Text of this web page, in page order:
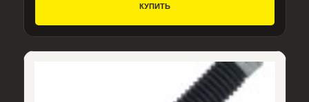
КУПИТЬ